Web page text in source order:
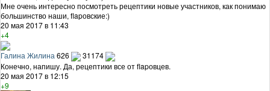
Мне очень интересно посмотреть рецептики новые участников, как понимаю
большинство наши, flapовские:)
20 мая 2017 в 11:43
+4
Галина Жилина 626
31174
Конечно, напишу. Да, рецептики все от flapовцев.
20 мая 2017 в 12:15
+9